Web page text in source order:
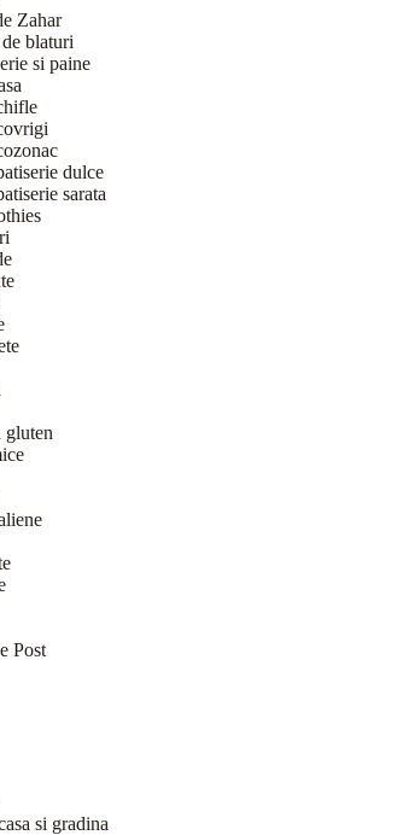
Zahar
blaturi
si paine
dulce
sarata
gluten
Post
si gradina